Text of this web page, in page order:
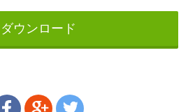
ダウンロード